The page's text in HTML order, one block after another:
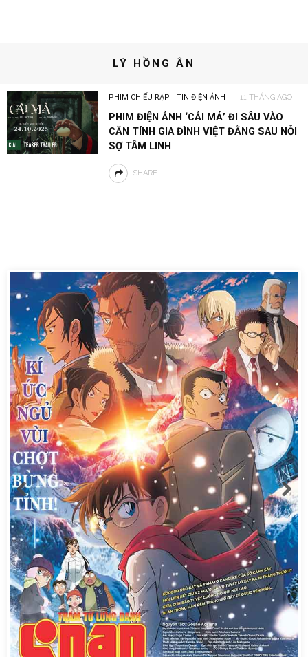
LÝ HỒNG ÂN
PHIM CHIẾU RẠP TIN ĐIỆN ẢNH 11 THÁNG AGO
PHIM ĐIỆN ẢNH ‘CẢI MẢ’ ĐI SÂU VÀO
CĂN TÍNH GIA ĐÌNH VIỆT ĐẰNG SAU NỖI
SỢ TÂM LINH
SHARE